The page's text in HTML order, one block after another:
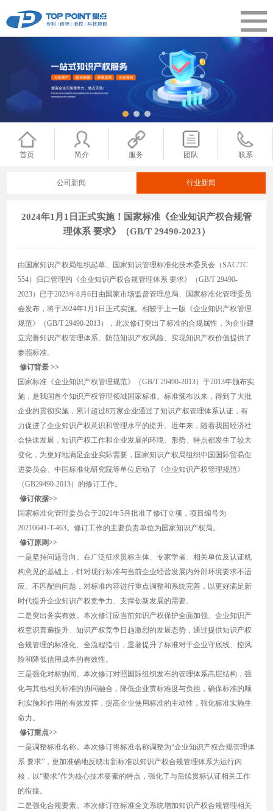
首页 简介 服务 团队 联系
公司新闻 行业新闻
2024年1月1日正式实施！国家标准《企业知识产权合规管
理体系 要求》（GB/T 29490-2023）
由国家知识产权局组织起草、国家知识管理标准化技术委员会（SAC/TC
554）归口管理的《企业知识产权合规管理体系 要求》（GB/T 29490-
2023）已于2023年8月6日由国家市场监督管理总局、国家标准化管理委员
会发布，将于2024年1月1日正式实施。相较于上一版《企业知识产权管理
规范》（GB/T 29490-2013），此次修订突出了标准的合规属性，为企业建
立完善知识产权管理体系、防范知识产权风险、实现知识产权价值提供了
参照标准。
修订背景 >>
国家标准《企业知识产权管理规范》（GB/T 29490-2013）于2013年颁布实
施，是我国首个知识产权管理领域国家标准。标准颁布以来，得到了大批
企业的贯彻实施，累计超过8万家企业通过了知识产权管理体系认证，有
力促进了企业知识产权意识和管理水平的提升。近年来，随着我国经济社
会快速发展，知识产权工作和企业发展的环境、形势、特点都发生了较大
变化，为更好地满足企业实际需要，国家知识产权局组织中国国际贸易促
进委员会、中国标准化研究院等单位启动了《企业知识产权管理规范》
（GB29490-2013）的修订工作。
修订依据>>
国家标准化管理委员会于2021年5月批准了修订立项，项目编号为
20210641-T-463。修订工作的主要负责单位为国家知识产权局。
修订原则>>
一是坚持问题导向。在广泛征求贯标主体、专家学者、相关单位及认证机
构意见的基础上，针对现行标准与当前企业经营发展内外部环境要求不适
应、不匹配的问题，对标准内容进行重点调整和系统完善，以更好满足新
时代提升企业知识产权竞争力、支撑创新发展的需要。
二是突出务实有效。本次修订应当前知识产权保护全面加强、企业知识产
权意识普遍提升、知识产权竞争日趋激烈的发展态势，通过提供知识产权
合规管理的标准化、全流程指引，显著提升了标准对于企业守底线、控风
险和降低信用成本的有效性。
三是强化对标协同。本次修订对照国际组织发布的管理体系高层结构，强
化与其他相关标准的协同融合，降低企业贯标难度与负担，确保标准的顺
利实施和作用的有效发挥，提高企业使用标准的主动性，强化标准实施生
命力。
修订重点>>
一是调整标准名称。本次修订将标准名称调整为“企业知识产权合规管理体
系 要求”，更加准确地反映出新标准以知识产权合规管理体系为运行内
核，以“要求”作为核心技术要素的特点，强化了与后续贯标认证相关工作
的衔接。
二是强化合规要素。本次修订在标准全文系统增加知识产权合规管理相关